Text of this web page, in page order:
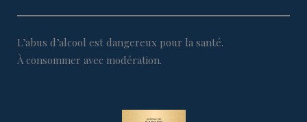
L’abus d’alcool est dangereux pour la santé.
À consommer avec modération.